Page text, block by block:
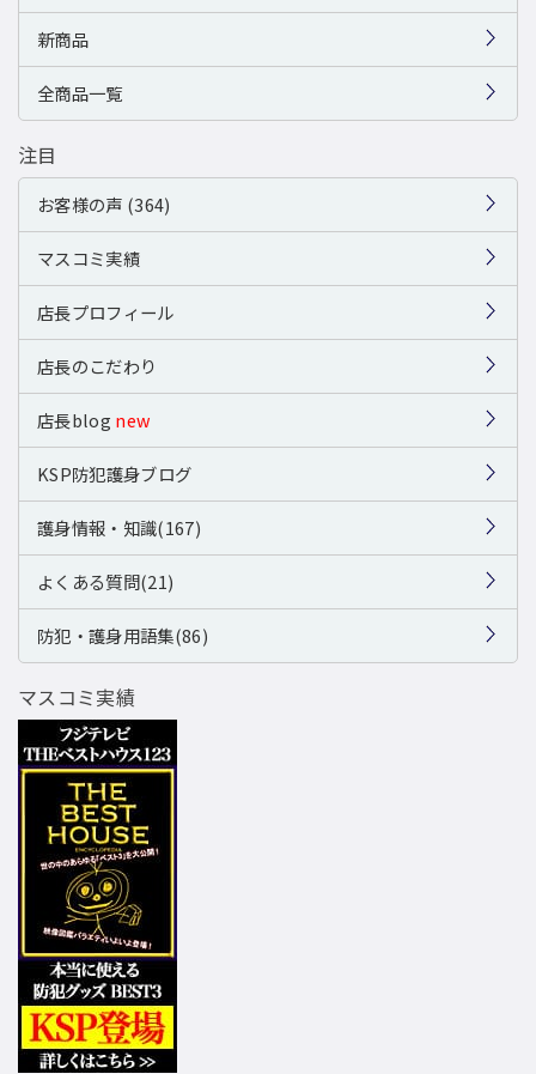
新商品
全商品一覧
注目
お客様の声 (364)
マスコミ実績
店長プロフィール
店長のこだわり
店長blog new
KSP防犯護身ブログ
護身情報・知識(167)
よくある質問(21)
防犯・護身用語集(86)
マスコミ実績